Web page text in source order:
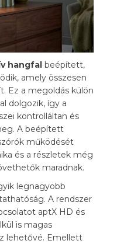
hangfal beépített,
amely összesen
Ez a megoldás külön
dolgozik, így a
kontrolláltan és
A beépített
működését
és a részletek még
maradnak.
legnagyobb
A rendszer
aptX HD és
is magas
lehetővé. Emellett